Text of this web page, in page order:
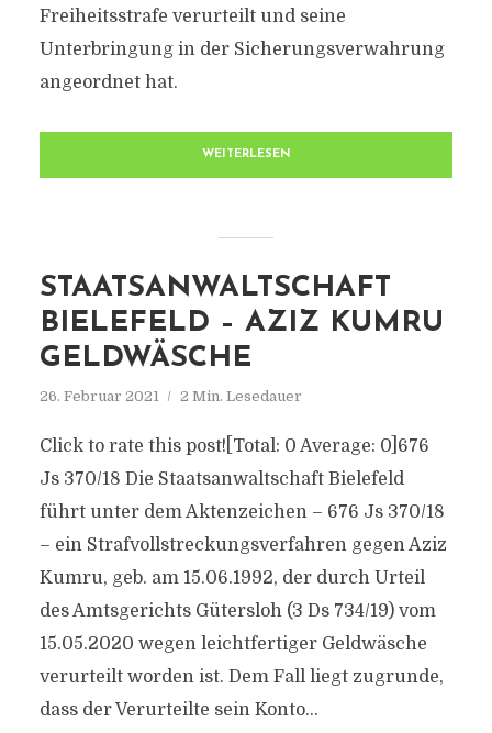
Freiheitsstrafe verurteilt und seine
Unterbringung in der Sicherungsverwahrung
angeordnet hat.
WEITERLESEN
STAATSANWALTSCHAFT
BIELEFELD – AZIZ KUMRU
GELDWÄSCHE
26. Februar 2021 2 Min. Lesedauer
Click to rate this post![Total: 0 Average: 0]676
Js 370/​18 Die Staatsanwaltschaft Bielefeld
führt unter dem Aktenzeichen – 676 Js 370/​18
– ein Strafvollstreckungsverfahren gegen Aziz
Kumru, geb. am 15.06.1992, der durch Urteil
des Amtsgerichts Gütersloh (3 Ds 734/​19) vom
15.05.2020 wegen leichtfertiger Geldwäsche
verurteilt worden ist. Dem Fall liegt zugrunde,
dass der Verurteilte sein Konto...